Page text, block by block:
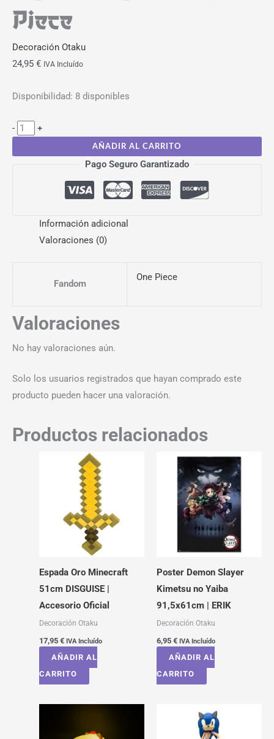
Piece
Decoración Otaku
24,95 € IVA Incluído
Disponibilidad: 8 disponibles
- +
AÑADIR AL CARRITO
Pago Seguro Garantizado
Información adicional
Valoraciones (0)
Fandom
One Piece
Valoraciones
No hay valoraciones aún.
Solo los usuarios registrados que hayan comprado este
producto pueden hacer una valoración.
Productos relacionados
Espada Oro Minecraft
51cm DISGUISE |
Accesorio Oficial
Decoración Otaku
17,95 € IVA Incluído
AÑADIR AL
CARRITO
Poster Demon Slayer
Kimetsu no Yaiba
91,5x61cm | ERIK
Decoración Otaku
6,95 € IVA Incluído
AÑADIR AL
CARRITO